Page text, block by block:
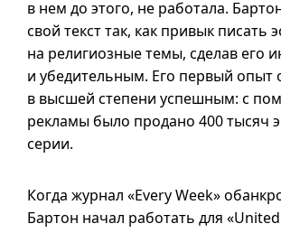
в нем до этого, не работала.
свой текст так, как привык писать
на религиозные темы, сделав его
и убедительным. Его первый опыт
в высшей степени успешным: с
рекламы было продано 400 тысяч
серии.
Когда журнал «Every Week»
Бартон начал работать для